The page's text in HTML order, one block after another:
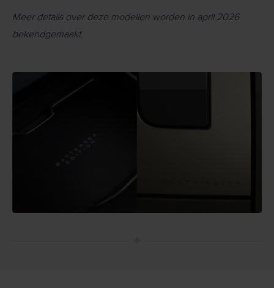
Meer details over deze modellen worden in april 2026
bekendgemaakt.